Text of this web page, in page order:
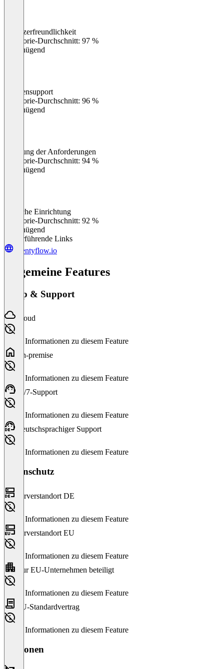
Benutzerfreundlichkeit
Kategorie-Durchschnitt: 97 %
Ungenügend
Kundensupport
Kategorie-Durchschnitt: 96 %
Ungenügend
Erfüllung der Anforderungen
Kategorie-Durchschnitt: 94 %
Ungenügend
Einfache Einrichtung
Kategorie-Durchschnitt: 92 %
Ungenügend
Weiterführende Links
eventyflow.io
Allgemeine Features
Setup & Support
Cloud
Keine Informationen zu diesem Feature
On-premise
Keine Informationen zu diesem Feature
24/7-Support
Keine Informationen zu diesem Feature
Deutschsprachiger Support
Keine Informationen zu diesem Feature
Datenschutz
Serverstandort DE
Keine Informationen zu diesem Feature
Serverstandort EU
Keine Informationen zu diesem Feature
Nur EU-Unternehmen beteiligt
Keine Informationen zu diesem Feature
EU-Standardvertrag
Keine Informationen zu diesem Feature
Versionen